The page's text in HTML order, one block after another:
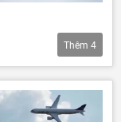
Thêm 4